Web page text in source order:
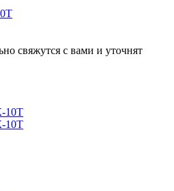
свяжутся с вами и уточнят